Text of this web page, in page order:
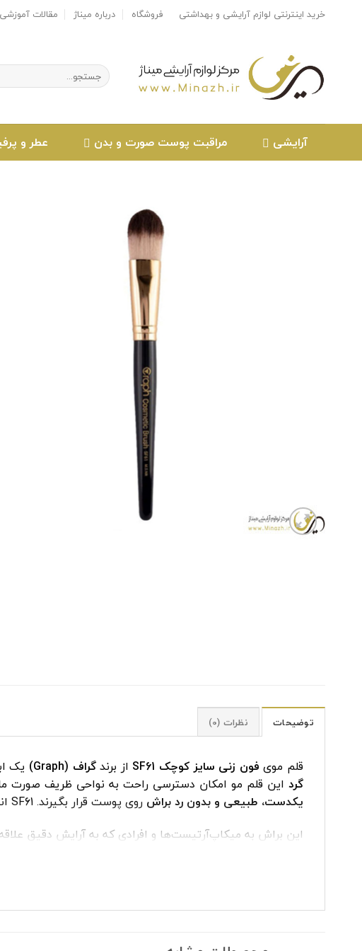
خرید اینترنتی لوازم آرایشی و بهداشتی فروشگاه درباره میناژ مقالات
جستجو
برای:
آرایشی مراقبت پوست صورت و بدن عطر و
توضیحات نظرات (0)
قلم موی فون زنی سایز کوچک SF61 از برندگراف (Graph) یک
گرد این قلم مو امکان دسترسی راحت به نواحی ظریف صورت
یکدست، طبیعی و بدون رد براش روی پوست قرار بگیرند. SF61 انتخاب ایده‌آل برای آرایش حرفه‌ای و پوشش دقیق پوست است.
این براش به میکاپ‌آرتیست‌ها و افرادی که به آرایش دقیق